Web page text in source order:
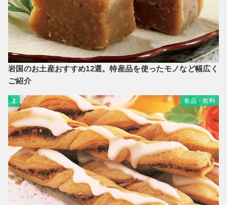
岩国のお土産おすすめ12選。特産品を使ったモノなど幅広く
ご紹介
2 食品・飲料